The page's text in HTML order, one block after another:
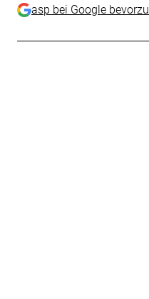
asp bei Google